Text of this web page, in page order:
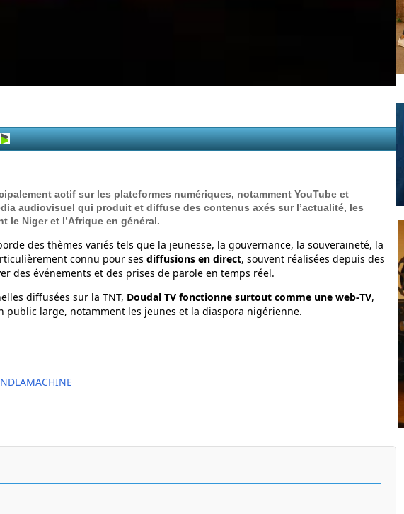
actif sur les plateformes numériques, notamment YouTube et
audiovisuel qui produit et diffuse des contenus axés sur l’actualité, les
Niger et l’Afrique en général.
des thèmes variés tels que la jeunesse, la gouvernance, la souveraineté, la
connu pour ses diffusions en direct, souvent réalisées depuis des
des événements et des prises de parole en temps réel.
diffusées sur la TNT, Doudal TV fonctionne surtout comme une web‑TV,
public large, notamment les jeunes et la diaspora nigérienne.